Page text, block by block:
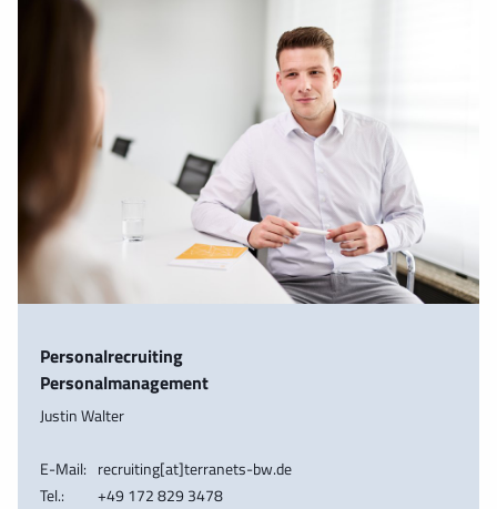
Personalrecruiting
Personalmanagement
Justin Walter
E-Mail: recruiting[at]terranets-bw.de
Tel.:
+49 172 829 3478